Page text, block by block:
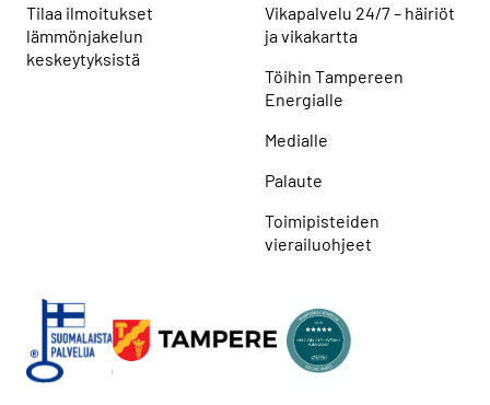
Tilaa ilmoitukset
lämmönjakelun
keskeytyksistä
Vikapalvelu 24/7 – häiriöt
ja vikakartta
Töihin Tampereen
Energialle
Medialle
Palaute
Toimipisteiden
vierailuohjeet